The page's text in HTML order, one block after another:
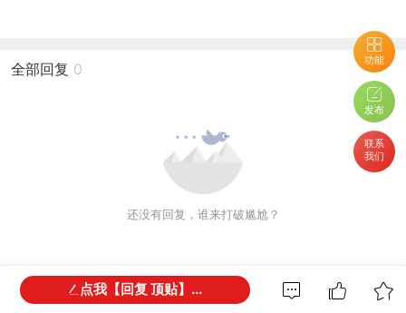
功能
发布
联系
我们
全部回复 0
还没有回复，谁来打破尴尬？
网友都在看
点我【回复 顶贴】...